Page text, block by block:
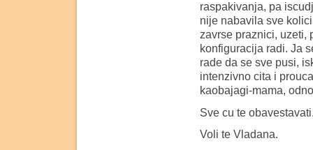
raspakivanja, pa
nije nabavila sve
zavrse praznici, uzeti,
konfiguracija radi. Ja
rade da se sve pusi,
intenzivno cita i
kaobajagi-mama,
Sve cu te
Voli te Vladana.